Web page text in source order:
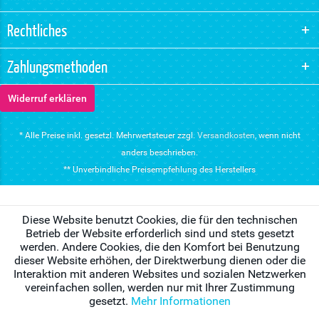
Rechtliches
Zahlungsmethoden
Widerruf erklären
* Alle Preise inkl. gesetzl. Mehrwertsteuer zzgl. Versandkosten, wenn nicht
anders beschrieben.
** Unverbindliche Preisempfehlung des Herstellers
Diese Website benutzt Cookies, die für den technischen
Betrieb der Website erforderlich sind und stets gesetzt
werden. Andere Cookies, die den Komfort bei Benutzung
dieser Website erhöhen, der Direktwerbung dienen oder die
Interaktion mit anderen Websites und sozialen Netzwerken
vereinfachen sollen, werden nur mit Ihrer Zustimmung
gesetzt. Mehr Informationen